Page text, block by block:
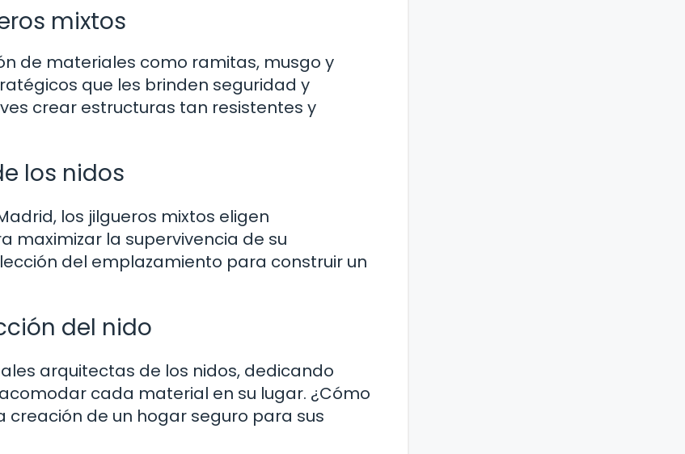
mixtos
de materiales como ramitas, musgo y
que les brinden seguridad y
crear estructuras tan resistentes y
los nidos
los jilgueros mixtos eligen
maximizar la supervivencia de su
del emplazamiento para construir un
del nido
arquitectas de los nidos, dedicando
cada material en su lugar. ¿Cómo
de un hogar seguro para sus